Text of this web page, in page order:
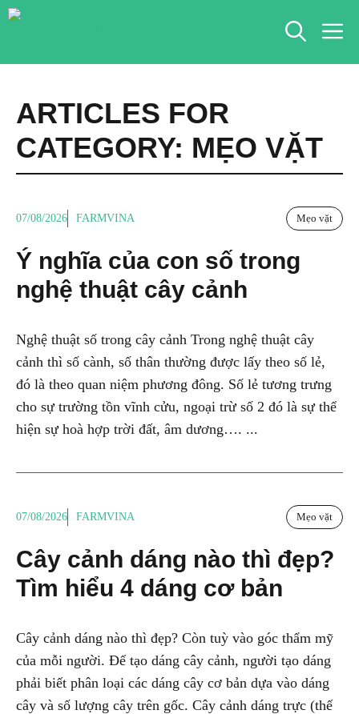
Chuyển
ARTICLES FOR
CATEGORY: MẸO VẶT
07/08/2026 FARMVINA Mẹo vặt
Ý nghĩa của con số trong
nghệ thuật cây cảnh
Nghệ thuật số trong cây cảnh Trong nghệ thuật cây
cảnh thì số cành, số thân thường được lấy theo số lẻ,
đó là theo quan niệm phương đông. Số lẻ tương trưng
cho sự trường tồn vĩnh cửu, ngoại trừ số 2 đó là sự thể
hiện sự hoà hợp trời đất, âm dương…. ...
07/08/2026 FARMVINA Mẹo vặt
Cây cảnh dáng nào thì đẹp?
Tìm hiểu 4 dáng cơ bản
Cây cảnh dáng nào thì đẹp? Còn tuỳ vào góc thẩm mỹ
của mỗi người. Để tạo dáng cây cảnh, người tạo dáng
phải biết phân loại các dáng cây cơ bản dựa vào dáng
cây và số lượng cây trên gốc. Cây cảnh dáng trực (thế